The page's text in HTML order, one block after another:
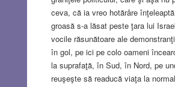
ceva, că ia vreo hotărâre
groasă s-a lăsat peste ţara lui
vocile răsunătoare ale
în gol, pe ici pe colo oameni
la suprafaţă, în Sud, în Nord, pe
reuşeşte să readucă viaţa la